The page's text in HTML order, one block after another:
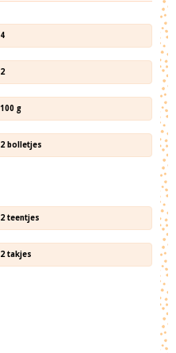
4
2
100 g
2 bolletjes
2 teentjes
2 takjes